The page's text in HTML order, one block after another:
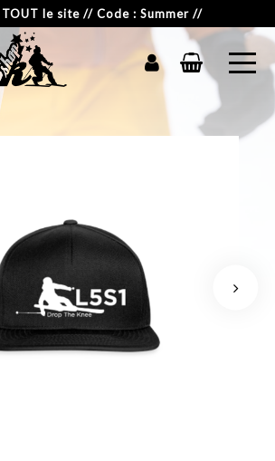
le site // Code : Summer //